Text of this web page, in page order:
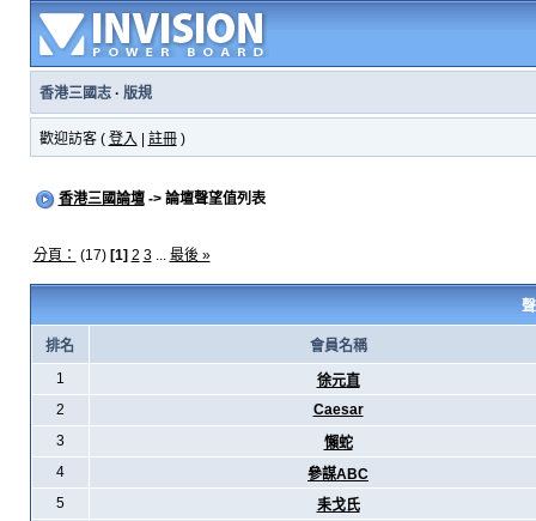
香港三國志· 版規
歡迎訪客 ( 登入 註冊)
香港三國論壇-> 論壇聲望值列表
分頁： (17) [1] 2 3... 最後 »
排名
會員名稱
1
徐元直
2
Caesar
3
懶蛇
4
參謀ABC
5
耒戈氏